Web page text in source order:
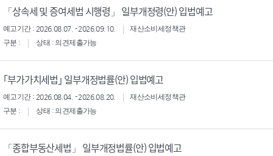
「상속세 및 증여세법 시행령」 일부개정령(안) 입법예고
예고기간 : 2026.08.07. - 2026.09.10.
재산소비세정책관
구분 :
상태 : 의견제출가능
｢부가가치세법｣ 일부개정법률(안) 입법예고
예고기간 : 2026.08.04. - 2026.08.20.
재산소비세정책관
구분 :
상태 : 의견제출가능
「종합부동산세법」 일부개정법률(안) 입법예고